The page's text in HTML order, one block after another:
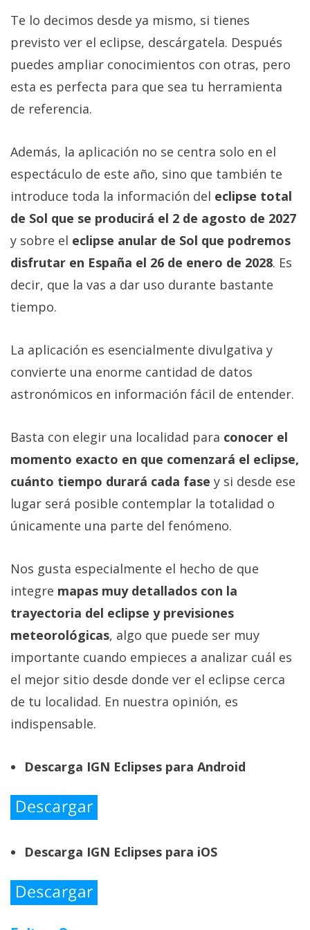
Te lo decimos desde ya mismo, si tienes
previsto ver el eclipse, descárgatela. Después
puedes ampliar conocimientos con otras, pero
esta es perfecta para que sea tu herramienta
de referencia.
Además, la aplicación no se centra solo en el
espectáculo de este año, sino que también te
introduce toda la información del eclipse total
de Sol que se producirá el 2 de agosto de 2027
y sobre el eclipse anular de Sol que podremos
disfrutar en España el 26 de enero de 2028. Es
decir, que la vas a dar uso durante bastante
tiempo.
La aplicación es esencialmente divulgativa y
convierte una enorme cantidad de datos
astronómicos en información fácil de entender.
Basta con elegir una localidad para conocer el
momento exacto en que comenzará el eclipse,
cuánto tiempo durará cada fase y si desde ese
lugar será posible contemplar la totalidad o
únicamente una parte del fenómeno.
Nos gusta especialmente el hecho de que
integre mapas muy detallados con la
trayectoria del eclipse y previsiones
meteorológicas, algo que puede ser muy
importante cuando empieces a analizar cuál es
el mejor sitio desde donde ver el eclipse cerca
de tu localidad. En nuestra opinión, es
indispensable.
Descarga IGN Eclipses para Android
Descarga IGN Eclipses para iOS